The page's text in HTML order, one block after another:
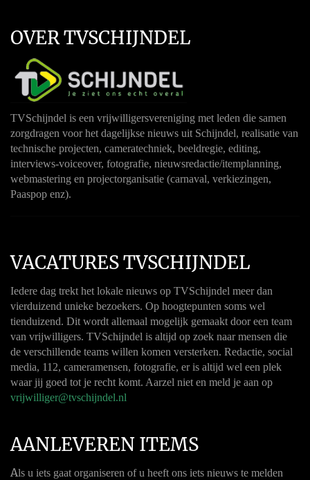
OVER TVSCHIJNDEL
TVSchijndel is een vrijwilligersvereniging met leden die samen
zorgdragen voor het dagelijkse nieuws uit Schijndel, realisatie van
technische projecten, cameratechniek, beeldregie, editing,
interviews-voiceover, fotografie, nieuwsredactie/itemplanning,
webmastering en projectorganisatie (carnaval, verkiezingen,
Paaspop enz).
VACATURES TVSCHIJNDEL
Iedere dag trekt het lokale nieuws op TVSchijndel meer dan
vierduizend unieke bezoekers. Op hoogtepunten soms wel
tienduizend. Dit wordt allemaal mogelijk gemaakt door een team
van vrijwilligers. TVSchijndel is altijd op zoek naar mensen die
de verschillende teams willen komen versterken. Redactie, social
media, 112, cameramensen, fotografie, er is altijd wel een plek
waar jij goed tot je recht komt. Aarzel niet en meld je aan op
vrijwilliger@tvschijndel.nl
AANLEVEREN ITEMS
Als u iets gaat organiseren of u heeft ons iets nieuws te melden